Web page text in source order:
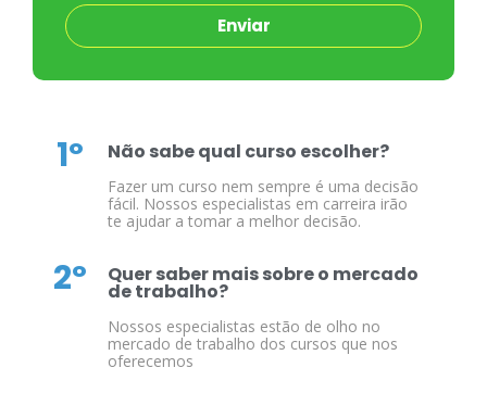
Enviar
1º Não sabe qual curso escolher?
Fazer um curso nem sempre é uma decisão
fácil. Nossos especialistas em carreira irão
te ajudar a tomar a melhor decisão.
2º Quer saber mais sobre o mercado
de trabalho?
Nossos especialistas estão de olho no
mercado de trabalho dos cursos que nos
oferecemos